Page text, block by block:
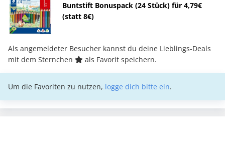
Buntstift Bonuspack (24 Stück) für 4,79€
(statt 8€)
Als angemeldeter Besucher kannst du deine Lieblings-Deals
mit dem Sternchen
als Favorit speichern.
Um die Favoriten zu nutzen, logge dich bitte ein.